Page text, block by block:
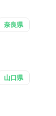
奈良県
山口県